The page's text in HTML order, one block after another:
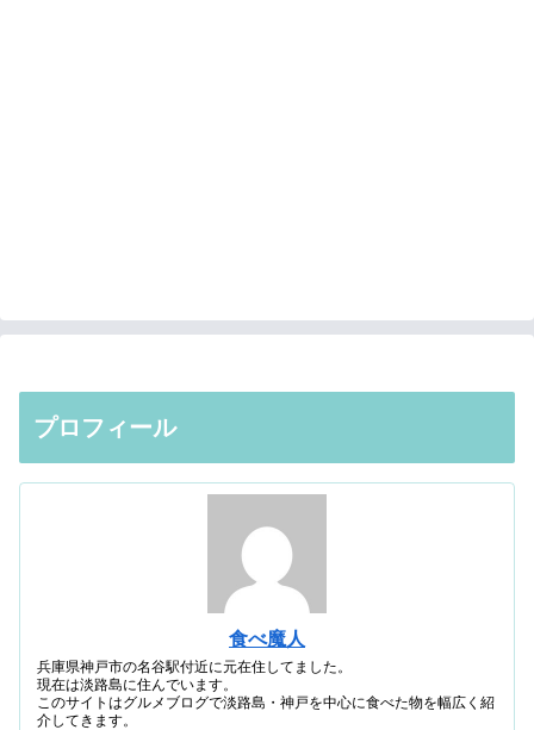
プロフィール
食べ魔人
兵庫県神戸市の名谷駅付近に元在住してました。
現在は淡路島に住んでいます。
このサイトはグルメブログで淡路島・神戸を中心に食べた物を幅広く紹
介してきます。